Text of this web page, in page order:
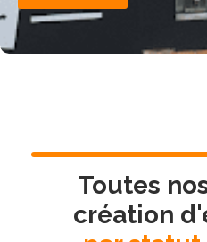
Toutes
création